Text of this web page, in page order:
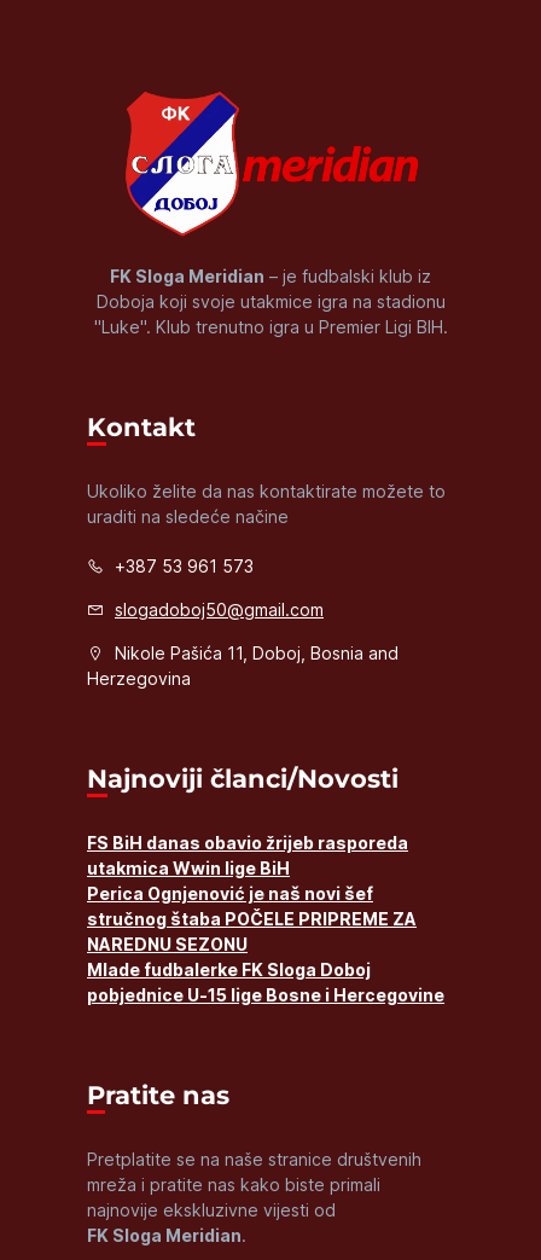
FK Sloga Meridian – je fudbalski klub iz
Doboja koji svoje utakmice igra na stadionu
"Luke". Klub trenutno igra u Premier Ligi BIH.
Kontakt
Ukoliko želite da nas kontaktirate možete to
uraditi na sledeće načine
+387 53 961 573
slogadoboj50@gmail.com
Nikole Pašića 11, Doboj, Bosnia and
Herzegovina
Najnoviji članci/Novosti
FS BiH danas obavio žrijeb rasporeda
utakmica Wwin lige BiH
Perica Ognjenović je naš novi šef
stručnog štaba POČELE PRIPREME ZA
NAREDNU SEZONU
Mlade fudbalerke FK Sloga Doboj
pobjednice U-15 lige Bosne i Hercegovine
Pratite nas
Pretplatite se na naše stranice društvenih
mreža i pratite nas kako biste primali
najnovije ekskluzivne vijesti od
FK Sloga Meridian.